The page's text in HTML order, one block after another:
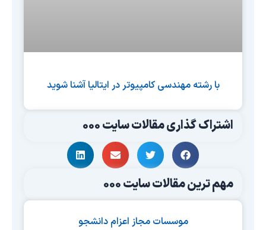
با رشته مهندسی کامپیوتر در ایتالیا آشنا شوید
اشتراک گذاری مقالات سایت 000
مهم ترین مقالات سایت 000
موسسات مجاز اعزام دانشجو